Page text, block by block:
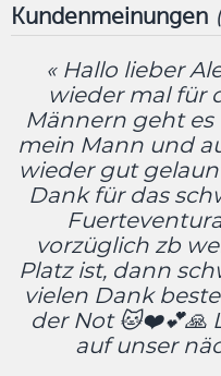
Kundenmeinungen (
« Hallo lieber
wieder mal für
Männern geht
mein Mann und
wieder gut
Dank für das
vorzüglich zb
Platz ist, dann
vielen Dank
der Not 🐱❤️💕🙏
auf unser